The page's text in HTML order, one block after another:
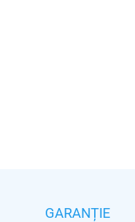
GARANȚIE